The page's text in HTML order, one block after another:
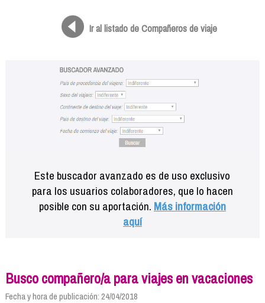
Ir al listado de Compañeros de viaje
Este buscador avanzado es de uso exclusivo
para los usuarios colaboradores, que lo hacen
posible con su aportación. Más información
aquí
Busco compañero/a para viajes en vacaciones
Fecha y hora de publicación: 24/04/2018